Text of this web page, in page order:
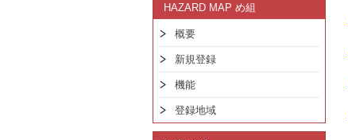
HAZARD MAP め組
概要
新規登録
機能
登録地域